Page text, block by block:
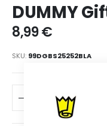
Anfang
der
Bildgalerie
DUMMY
8,99 €
SKU 99DGBS25252BLA